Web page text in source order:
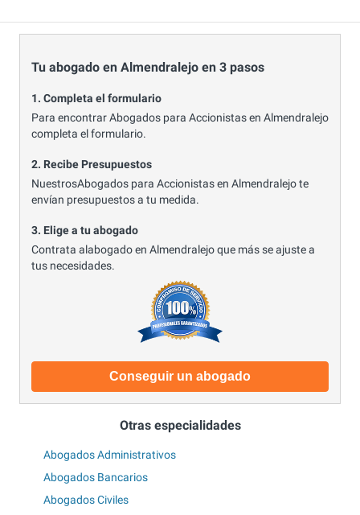
Tu abogado en Almendralejo en 3 pasos
1. Completa el formulario
Para encontrar Abogados para Accionistas en Almendralejo
completa el formulario.
2. Recibe Presupuestos
NuestrosAbogados para Accionistas en Almendralejo te
envían presupuestos a tu medida.
3. Elige a tu abogado
Contrata alabogado en Almendralejo que más se ajuste a
tus necesidades.
Conseguir un abogado
Otras especialidades
Abogados Administrativos
Abogados Bancarios
Abogados Civiles